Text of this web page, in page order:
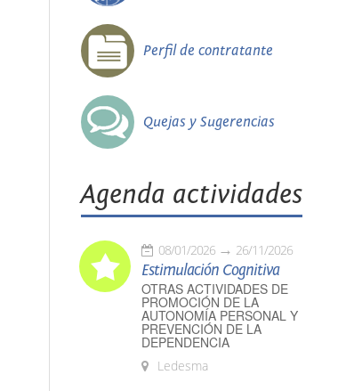
Perfil de contratante
Quejas y Sugerencias
Agenda actividades
08/01/2026 26/11/2026
Estimulación Cognitiva
OTRAS ACTIVIDADES DE
PROMOCIÓN DE LA
AUTONOMÍA PERSONAL Y
PREVENCIÓN DE LA
DEPENDENCIA
Ledesma